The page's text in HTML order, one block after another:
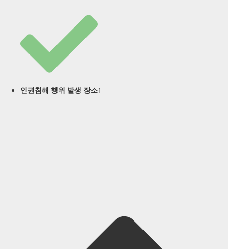
인권침해 행위 발생 장소1